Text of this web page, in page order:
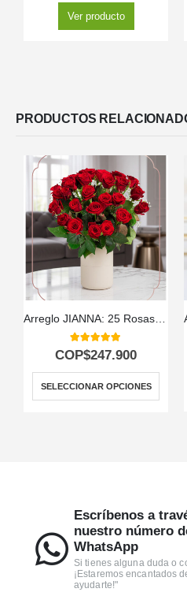
Ver producto
PRODUCTOS
Arreglo JIANNA: 25 Rosas para un Regalo Inolvidable 🌹
5.00out of 5
COP$247.900
SELECCIONAR OPCIONES
Escríbenos a
nuestro número
WhatsApp
Si tienes alguna duda o
¡Estaremos encantados
ayudarte!"